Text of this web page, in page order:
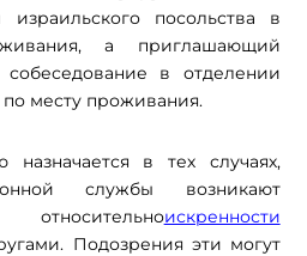
посольства в
а приглашающий
собеседование в отделении
месту проживания.
назначается в тех случаях,
службы возникают
искренности
Подозрения эти могут